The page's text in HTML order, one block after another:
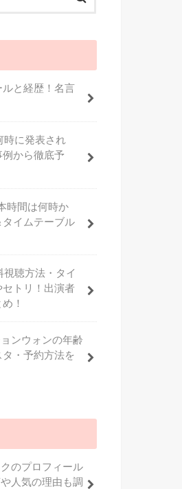
と経歴！名言
時に発表され
例から徹底予
時間は何時か
イムテーブル
視聴方法・タイ
トリ！出演者
！
ンウォンの年齢
・予約方法を
のプロフィール
人気の理由も調